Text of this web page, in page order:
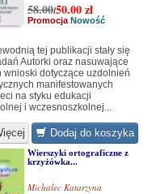
58.00/50.00zł
Promocja Nowość
tej publikacji stały się
Autorki oraz nasuwające
wnioski dotyczące uzdolnień
manifestowanych
na styku edukacji
i wczesnoszkolnej...
Dodaj do koszyka
Wierszyki ortograficzne z
krzyżówka...
Michalec Katarzyna